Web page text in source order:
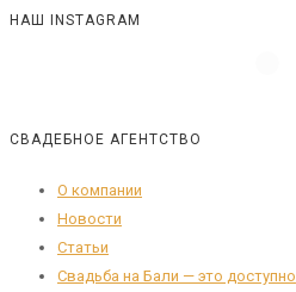
НАШ INSTAGRAM
СВАДЕБНОЕ АГЕНТСТВО
О компании
Новости
Статьи
Свадьба на Бали — это доступно